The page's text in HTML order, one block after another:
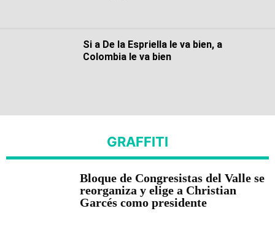
Si a De la Espriella le va bien, a
Colombia le va bien
GRAFFITI
Bloque de Congresistas del Valle se
reorganiza y elige a Christian
Garcés como presidente